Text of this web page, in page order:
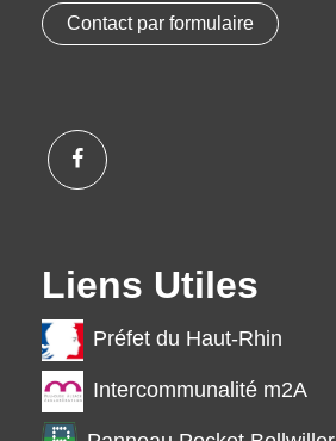
Contact par formulaire
Liens Utiles
Préfet du Haut-Rhin
Intercommunalité m2A